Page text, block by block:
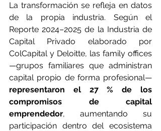
La transformación se refleja en datos
de la propia industria. Según el
Reporte 2024–2025 de la Industria de
Capital Privado elaborado por
ColCapital y Deloitte, las family offices
—grupos familiares que administran
representaron el 27 % de los
compromisos de capital
emprendedor, aumentando su
participación dentro del ecosistema